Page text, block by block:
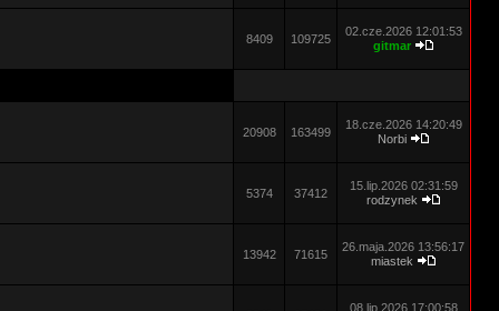
8409 109725
02.cze.2026 12:01:53
gitmar
20908 163499
18.cze.2026 14:20:49
Norbi
5374 37412
15.lip.2026 02:31:59
rodzynek
13942 71615
26.maja.2026 13:56:17
miastek
08.lip.2026 17:00:58